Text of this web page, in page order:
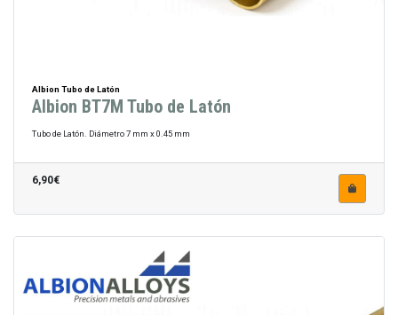
Albion Tubo de Latón
Albion BT7M Tubo de Latón
Tubo de Latón. Diámetro 7 mm x 0.45 mm
6,90€